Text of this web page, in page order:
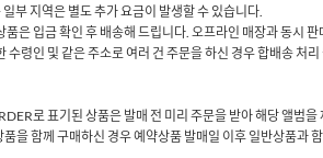
부 지역은 별도 추가 요금이 발생할 수 있습니다.
은 입금 확인 후 배송해 드립니다. 오프라인 매장과 동시
수령인 및 같은 주소로 여러 건 주문을 하신 경우 합배송 처리
로 표기된 상품은 발매 전 미리 주문을 받아 해당 앨범
을 함께 구매하신 경우 예약상품 발매일 이후 일반상품과